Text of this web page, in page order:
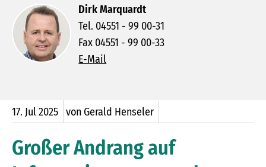
Dirk Marquardt
Tel. 04551 - 99 00-31
Fax 04551 - 99 00-33
E-Mail
17. Jul2025 von Gerald Henseler
Großer Andrang auf